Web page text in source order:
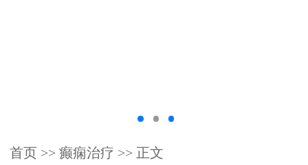
首页 >> 癫痫治疗 >> 正文